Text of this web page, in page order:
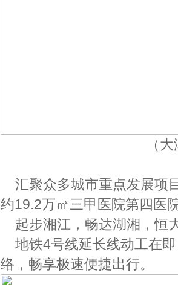
（
汇聚众多城市重点发展项
约19.2万㎡三甲医院第四医
起步湘江，畅达湖湘，恒
地铁4号线延长线动工在
络，畅享极速便捷出行。